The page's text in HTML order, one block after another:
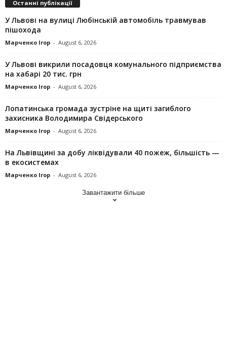
Останні публікації
У Львові на вулиці Любінській автомобіль травмував
пішохода
Марченко Ігор - August 6, 2026
У Львові викрили посадовця комунального підприємства
на хабарі 20 тис. грн
Марченко Ігор - August 6, 2026
Лопатинська громада зустріне на щиті загиблого
захисника Володимира Свідерського
Марченко Ігор - August 6, 2026
На Львівщині за добу ліквідували 40 пожеж, більшість —
в екосистемах
Марченко Ігор - August 6, 2026
Завантажити більше